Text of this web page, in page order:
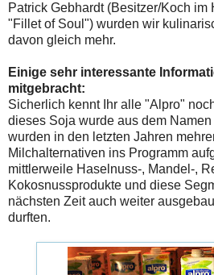
Patrick Gebhardt (Besitzer/Koch im
"Fillet of Soul") wurden wir
davon gleich mehr.
Einige sehr interessante
mitgebracht:
Sicherlich kennt Ihr alle "Alpro"
dieses Soja wurde aus dem
wurden in den letzten Jahren
Milchalternativen ins Programm
mittlerweile Haselnuss-, Mandel-,
Kokosnussprodukte und diese
nächsten Zeit auch weiter
durften.